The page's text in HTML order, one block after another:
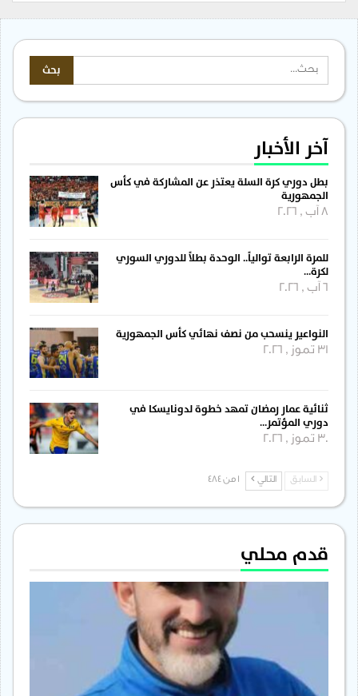
آخر الأخبار
بطل دوري كرة السلة يعتذر عن المشاركة في كأس
الجمهورية
للمرة الرابعة توالياً.. الوحدة بطلاً للدوري السوري
لكرة…
النواعير ينسحب من نصف نهائي كأس الجمهورية
31 تموز , 2026
ثنائية عمار رمضان تمهد خطوة لدونايسكا في
دوري المؤتمر…
30 تموز , 2026
السابق التالي
قدم محلي